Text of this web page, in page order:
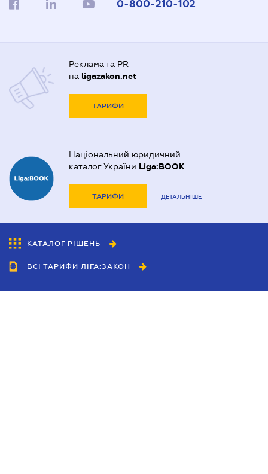
0-800-210-102
Реклама та PR
на ligazakon.net
ТАРИФИ
Національний юридичний
каталог України Liga:BOOK
ТАРИФИ ДЕТАЛЬНІШЕ
КАТАЛОГ РІШЕНЬ
ВСІ ТАРИФИ ЛІГА:ЗАКОН